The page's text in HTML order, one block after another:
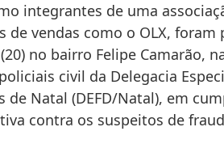
integrantes de uma
de vendas como o OLX, foram
no bairro Felipe Camarão,
civil da Delegacia
de Natal (DEFD/Natal), em
contra os suspeitos de